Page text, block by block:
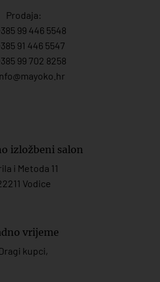
Prodaja:
99 446 5548
91 446 5547
99 702 8258
hr
izložbeni salon
i Metoda 11
Vodice
vrijeme
kupci,